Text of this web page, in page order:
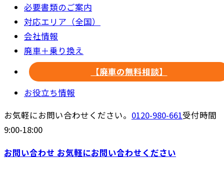
必要書類のご案内
対応エリア（全国）
会社情報
廃車＋乗り換え
【廃車の無料相談】
お役立ち情報
お気軽にお問い合わせください。 0120-980-661受付時間
9:00-18:00
お問い合わせ お気軽にお問い合わせください